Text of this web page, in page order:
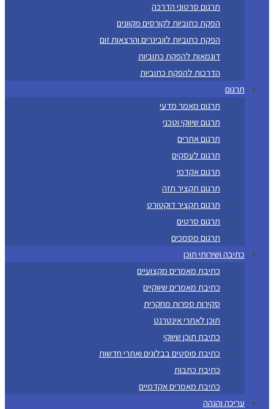
תרגום סרטוני הדרכה
הפקת כתוביות לקורסים מקוונים
הפקת כתוביות לוובינרים והרצאות זום
דוגמאות להפקת כתוביות
הדרכות להפקת כתוביות
תרגום
תרגום מאמר מדעי
תרגום שיווקי וטכני
תרגום אתרים
תרגום לעסקים
תרגום אקדמי
תרגום תקציר תזה
תרגום תקציר דוקטורט
תרגום סרטים
תרגום מסמכים
כתיבה ושירותי תוכן
כתיבת מאמרים מקצועיים
כתיבת מאמרים שיווקיים
סקירות ספרות מחקרית
תוכן לאתרי אינטרנט
כתיבת תוכן שיווקי
כתיבת פוסטים בבלוגים ואתרי חדשות
כתיבת כתבות
כתיבת מאמרים אקדמיים
עריכה והגהה